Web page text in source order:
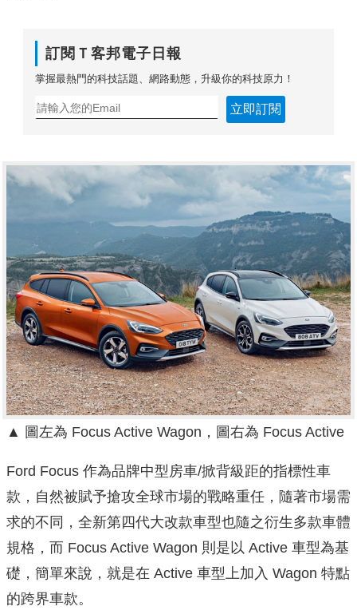
訂閱Ｔ客邦電子日報
掌握最熱門的科技話題、網路動態，升級你的科技原力！
立即訂閱
▲ 圖左為 Focus Active Wagon，圖右為 Focus Active
Ford Focus 作為品牌中型房車/掀背級距的指標性車
款，自然被賦予搶攻全球市場的戰略重任，隨著市場需
求的不同，全新第四代大改款車型也隨之衍生多款車體
規格，而 Focus Active Wagon 則是以 Active 車型為基
礎，簡單來說，就是在 Active 車型上加入 Wagon 特點
的跨界車款。